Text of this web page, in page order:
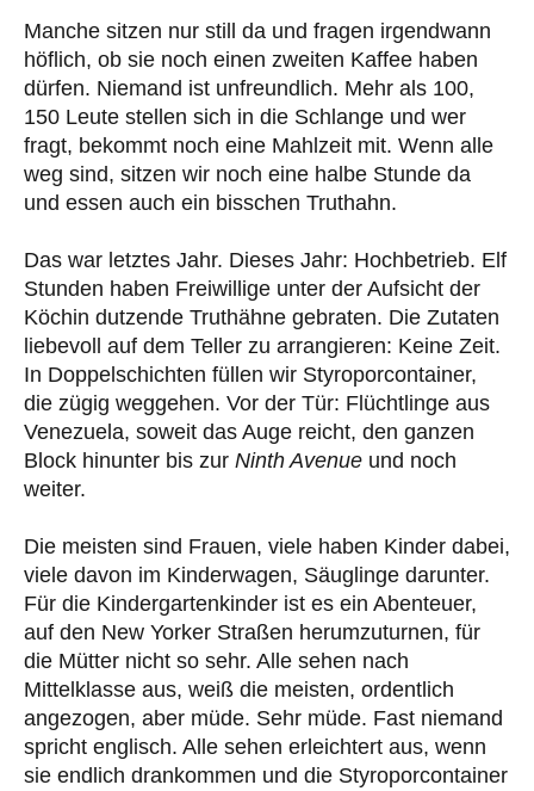
Manche sitzen nur still da und fragen irgendwann
höflich, ob sie noch einen zweiten Kaffee haben
dürfen. Niemand ist unfreundlich. Mehr als 100,
150 Leute stellen sich in die Schlange und wer
fragt, bekommt noch eine Mahlzeit mit. Wenn alle
weg sind, sitzen wir noch eine halbe Stunde da
und essen auch ein bisschen Truthahn.
Das war letztes Jahr. Dieses Jahr: Hochbetrieb. Elf
Stunden haben Freiwillige unter der Aufsicht der
Köchin dutzende Truthähne gebraten. Die Zutaten
liebevoll auf dem Teller zu arrangieren: Keine Zeit.
In Doppelschichten füllen wir Styroporcontainer,
die zügig weggehen. Vor der Tür: Flüchtlinge aus
Venezuela, soweit das Auge reicht, den ganzen
Block hinunter bis zur Ninth Avenue und noch
weiter.
Die meisten sind Frauen, viele haben Kinder dabei,
viele davon im Kinderwagen, Säuglinge darunter.
Für die Kindergartenkinder ist es ein Abenteuer,
auf den New Yorker Straßen herumzuturnen, für
die Mütter nicht so sehr. Alle sehen nach
Mittelklasse aus, weiß die meisten, ordentlich
angezogen, aber müde. Sehr müde. Fast niemand
spricht englisch. Alle sehen erleichtert aus, wenn
sie endlich drankommen und die Styroporcontainer